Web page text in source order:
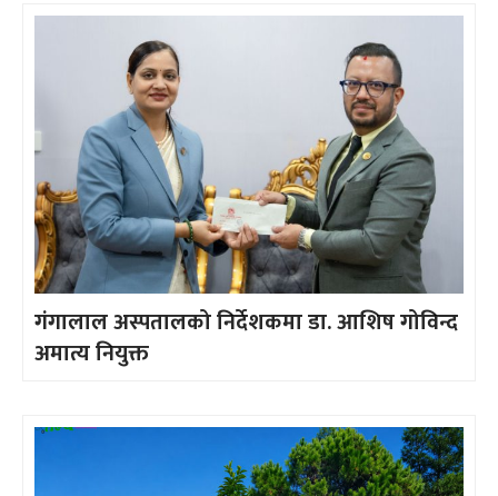
गंगालाल अस्पतालको निर्देशकमा डा. आशिष गोविन्द
अमात्य नियुक्त